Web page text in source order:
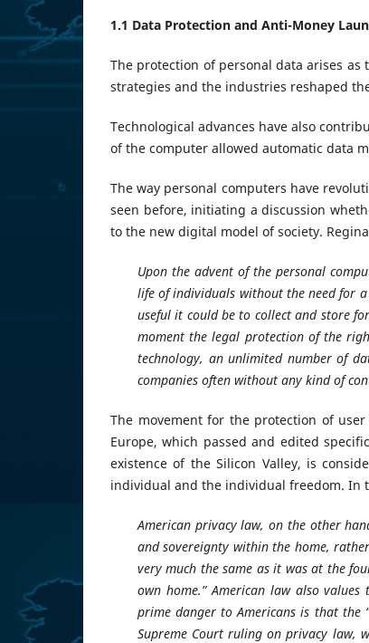
1.1 Data Protection and Anti-Money
The protection of personal data arises
strategies and the industries reshaped
Technological advances have also
of the computer allowed automatic data
The way personal computers have
seen before, initiating a discussion
to the new digital model of society.
Upon the advent of the personal
life of individuals without the need for
useful it could be to collect and store
moment the legal protection of the
technology, an unlimited number of
companies often without any kind of
The movement for the protection of
Europe, which passed and edited
existence of the Silicon Valley, is
individual and the individual freedom. In
American privacy law, on the other
and sovereignty within the home,
very much the same as it was at the
own home.” American law also
prime danger to Americans is that the
Supreme Court ruling on privacy law,